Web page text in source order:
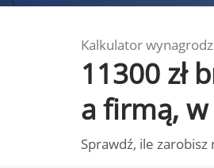
Kalkulator
11300 zł
a firmą,
Sprawdź, ile